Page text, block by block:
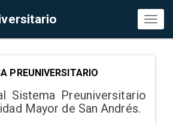
PREUNIVERSITARIO
Sistema Preuniversitario
Mayor de San Andrés.